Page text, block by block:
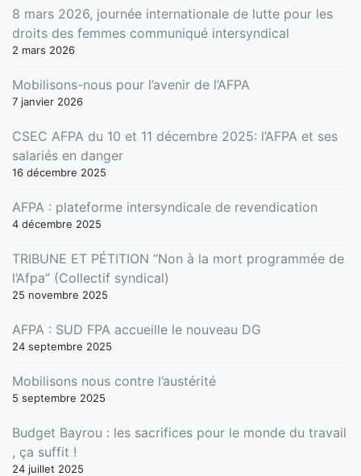
8 mars 2026, journée internationale de lutte pour les
droits des femmes communiqué intersyndical
2 mars 2026
Mobilisons-nous pour l’avenir de l’AFPA
7 janvier 2026
CSEC AFPA du 10 et 11 décembre 2025: l’AFPA et ses
salariés en danger
16 décembre 2025
AFPA : plateforme intersyndicale de revendication
4 décembre 2025
TRIBUNE ET PÉTITION “Non à la mort programmée de
l’Afpa” (Collectif syndical)
25 novembre 2025
AFPA : SUD FPA accueille le nouveau DG
24 septembre 2025
Mobilisons nous contre l’austérité
5 septembre 2025
Budget Bayrou : les sacrifices pour le monde du travail
, ça suffit !
24 juillet 2025